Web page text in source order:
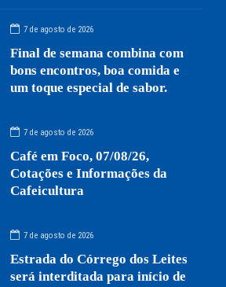
7 de agosto de 2026
Final de semana combina com
bons encontros, boa comida e
um toque especial de sabor.
7 de agosto de 2026
Café em Foco, 07/08/26,
Cotações e Informações da
Cafeicultura
7 de agosto de 2026
Estrada do Córrego dos Leites
será interditada para início de